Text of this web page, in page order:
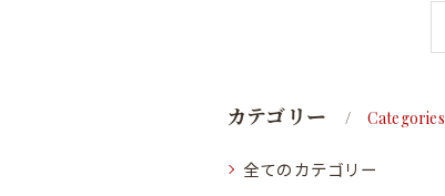
カテゴリー Categories
全てのカテゴリー